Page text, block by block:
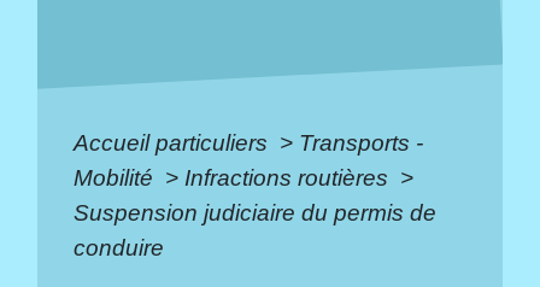
Accueil particuliers > Transports -
Mobilité > Infractions routières >
Suspension judiciaire du permis de
conduire